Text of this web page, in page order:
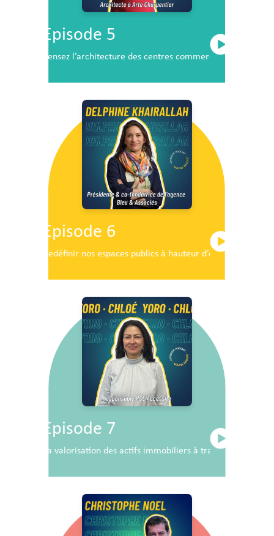
Episode 5
Pensez l’architecture des centres commerciaux de demain
Episode 6
Redéfinir nos espaces publics à hauteur d’enfants
Episode 7
La valorisation des actifs immobiliers à travers la RSE